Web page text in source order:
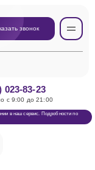
звонок
023-83-23
с 9:00 до 21:00
в наш сервис. Подробности по